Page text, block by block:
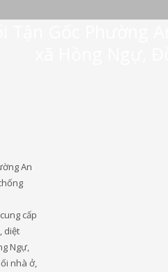
An
cấp
diệt
Ngự,
nhà ở,